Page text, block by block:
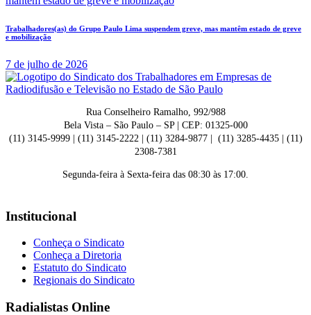
Trabalhadores(as) do Grupo Paulo Lima suspendem greve, mas mantêm estado de greve
e mobilização
7 de julho de 2026
Rua Conselheiro Ramalho, 992/988
Bela Vista – São Paulo – SP | CEP: 01325-000
(11) 3145-9999 | (11) 3145-2222 | (11) 3284-9877 | (11) 3285-4435 | (11)
2308-7381
Segunda-feira à Sexta-feira das 08:30 às 17:00.
Institucional
Conheça o Sindicato
Conheça a Diretoria
Estatuto do Sindicato
Regionais do Sindicato
Radialistas Online